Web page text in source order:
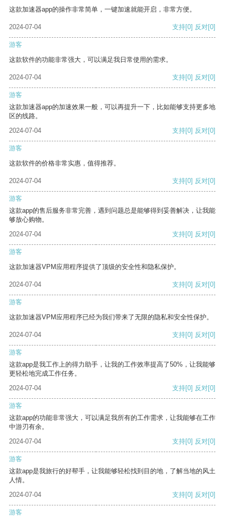
这款加速器app的操作非常简单，一键加速就能开启，非常方便。
2024-07-04 支持[0] 反对[0]
游客
这款软件的功能非常强大，可以满足我日常使用的需求。
2024-07-04 支持[0] 反对[0]
游客
这款加速器app的加速效果一般，可以再提升一下，比如能够支持更多地
区的线路。
2024-07-04
支持[0] 反对[0]
游客
这款软件的价格非常实惠，值得推荐。
2024-07-04 支持[0] 反对[0]
游客
这款app的售后服务非常完善，遇到问题总是能够得到妥善解决，让我能
够放心购物。
2024-07-04
支持[0] 反对[0]
游客
这款加速器VPM应用程序提供了顶级的安全性和隐私保护。
2024-07-04 支持[0] 反对[0]
游客
这款加速器VPM应用程序已经为我们带来了无限的隐私和安全性保护。
2024-07-04 支持[0] 反对[0]
游客
这款app是我工作上的得力助手，让我的工作效率提高了50%，让我能够
更轻松地完成工作任务。
2024-07-04
支持[0] 反对[0]
游客
这款app的功能非常强大，可以满足我所有的工作需求，让我能够在工作
中游刃有余。
2024-07-04
支持[0] 反对[0]
游客
这款app是我旅行的好帮手，让我能够轻松找到目的地，了解当地的风土
人情。
2024-07-04
支持[0] 反对[0]
游客